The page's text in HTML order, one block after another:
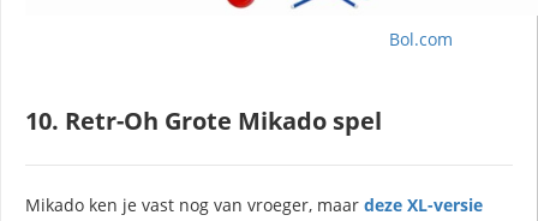
Bol.com
10. Retr-Oh Grote Mikado spel
Mikado ken je vast nog van vroeger, maar deze XL-versie